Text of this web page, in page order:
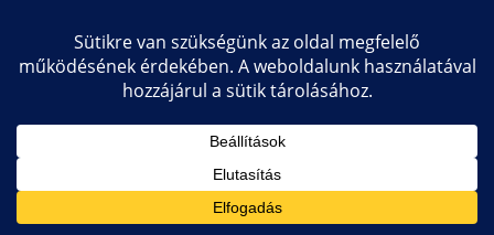
Copyright © 2026 Közlekedésmérnöki és Járműmérnöki Kar